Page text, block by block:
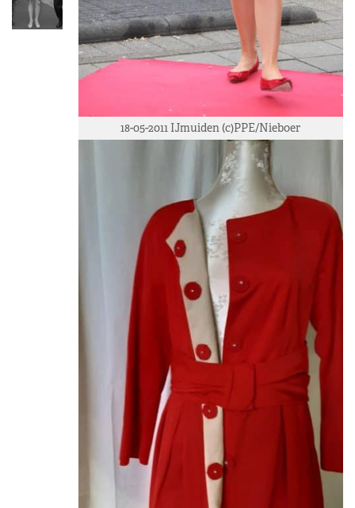
18-05-2011 IJmuiden (c)PPE/Nieboer